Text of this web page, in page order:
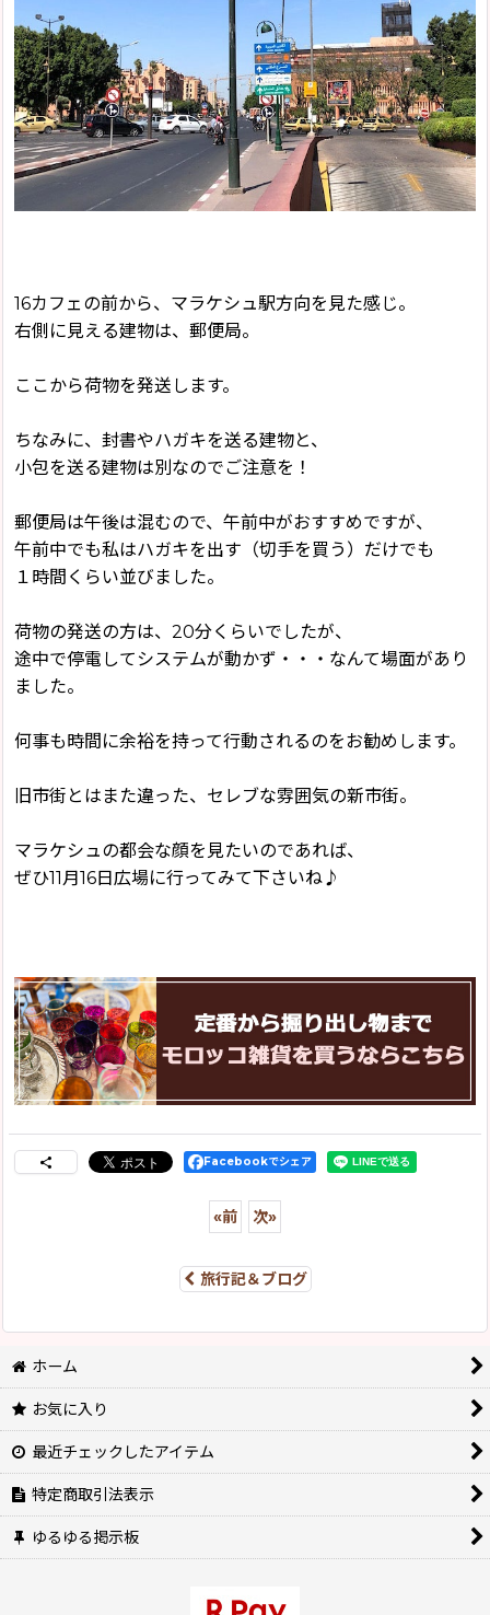
16カフェの前から、マラケシュ駅方向を見た感じ。
右側に見える建物は、郵便局。
ここから荷物を発送します。
ちなみに、封書やハガキを送る建物と、
小包を送る建物は別なのでご注意を！
郵便局は午後は混むので、午前中がおすすめですが、
午前中でも私はハガキを出す（切手を買う）だけでも
１時間くらい並びました。
荷物の発送の方は、20分くらいでしたが、
途中で停電してシステムが動かず・・・なんて場面があり
ました。
何事も時間に余裕を持って行動されるのをお勧めします。
旧市街とはまた違った、セレブな雰囲気の新市街。
マラケシュの都会な顔を見たいのであれば、
ぜひ11月16日広場に行ってみて下さいね♪
Facebookでシェア
«前 次»
旅行記＆ブログ
ホーム
お気に入り
最近チェックしたアイテム
特定商取引法表示
ゆるゆる掲示板